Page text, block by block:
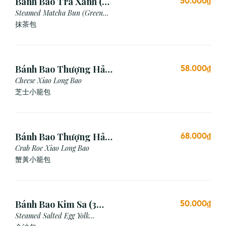
Cái)
Steamed Matcha Bun (Green
Tea Bun)
抹茶包
Bánh Bao Thượng Hải
Phô Mai (3 Viên)
Cheese Xiao Long Bao
芝士小籠包
58.000₫
Bánh Bao Thượng Hải
Gạch Cua (3 Viên)
Crab Roe Xiao Long Bao
蟹黃小籠包
68.000₫
Bánh Bao Kim Sa (3
Cái)
Steamed Salted Egg Yolk
50.000₫